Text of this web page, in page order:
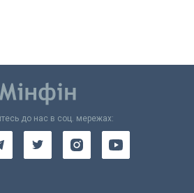
до нас в соц. мережах: